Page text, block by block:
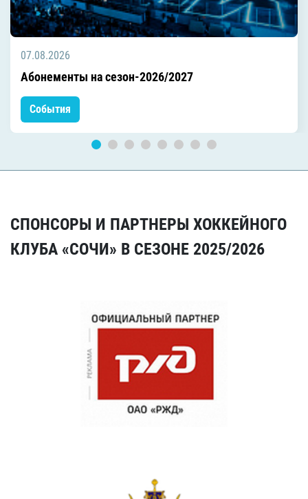
07.08.2026
Абонементы на сезон-2026/2027
События
СПОНСОРЫ И ПАРТНЕРЫ ХОККЕЙНОГО
КЛУБА «СОЧИ» В СЕЗОНЕ 2025/2026